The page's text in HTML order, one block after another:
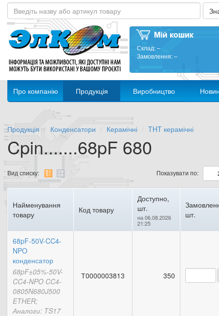
Склад:–
Замовлення:–
Про компанію Продукція Виробництво
Продукція Конденсатори Керамічні THT керамічні
Cpin.......68pF 680
Вид списку: Показувати по:
Найменування
товару
Код товару
Доступно,
шт.
на 06.08.2026
21:25
шт.
68pF-50V-CC4-
NPO
конденсатор
68pF±05%-50V-
CC4-NPO CC4-
0805N680J500
ETHER;
Аналоги: TS17
Т0000003813 350